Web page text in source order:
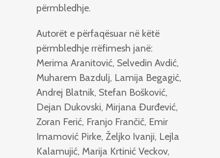
përmbledhje.
Autorët e përfaqësuar në këtë
përmbledhje rrëfimesh janë:
Merima Aranitović, Selvedin Avdić,
Muharem Bazdulj, Lamija Begagić,
Andrej Blatnik, Stefan Bošković,
Dejan Dukovski, Mirjana Đurđević,
Zoran Ferić, Franjo Frančič, Emir
Imamović Pirke, Željko Ivanji, Lejla
Kalamujić, Marija Krtinić Veckov,